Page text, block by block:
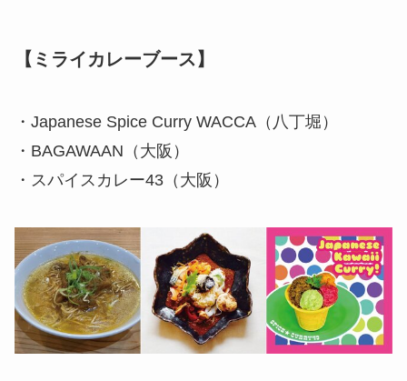
【ミライカレーブース】
・Japanese Spice Curry WACCA（八丁堀）
・BAGAWAAN（大阪）
・スパイスカレー43（大阪）